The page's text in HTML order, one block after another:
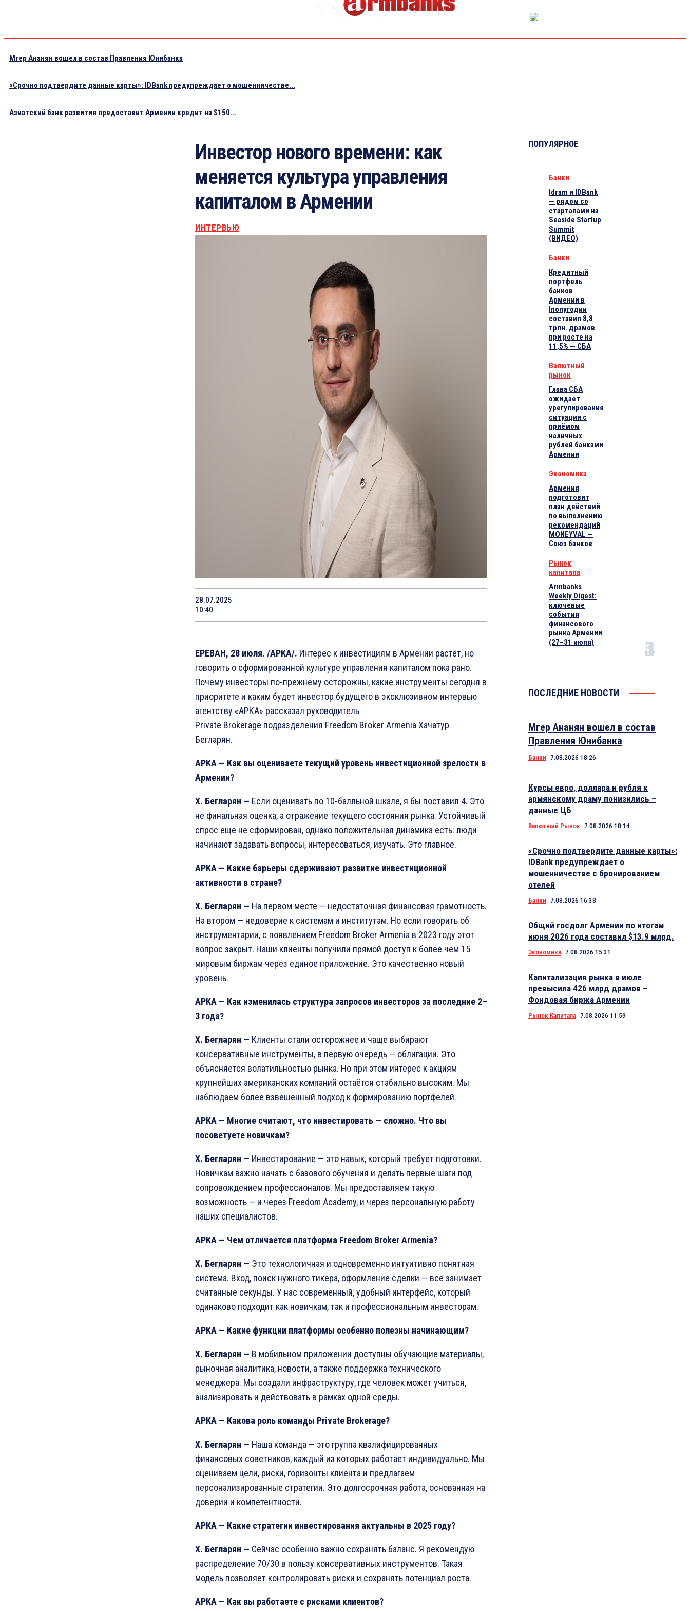
Мгер Ананян вошел в состав Правления Юнибанка
«Срочно подтвердите данные карты»: IDBank предупреждает о мошенничестве...
Азиатский банк развития предоставит Армении кредит на $150...
Инвестор нового времени: как
меняется культура управления
капиталом в Армении
ИНТЕРВЬЮ
28.07.2025
10:40
ЕРЕВАН, 28 июля. /АРКА/. Интерес к инвестициям в Армении растёт, но
говорить о сформированной культуре управления капиталом пока рано.
Почему инвесторы по-прежнему осторожны, какие инструменты сегодня в
приоритете и каким будет инвестор будущего в эксклюзивном интервью
агентству «АРКА» рассказал руководитель
Private Brokerage подразделения Freedom Broker Armenia Хачатур
Бегларян.
АРКА — Как вы оцениваете текущий уровень инвестиционной зрелости в
Армении?
Х. Бегларян — Если оценивать по 10-балльной шкале, я бы поставил 4. Это
не финальная оценка, а отражение текущего состояния рынка. Устойчивый
спрос ещё не сформирован, однако положительная динамика есть: люди
начинают задавать вопросы, интересоваться, изучать. Это главное.
АРКА — Какие барьеры сдерживают развитие инвестиционной
активности в стране?
Х. Бегларян — На первом месте — недостаточная финансовая грамотность.
На втором — недоверие к системам и институтам. Но если говорить об
инструментарии, с появлением Freedom Broker Armenia в 2023 году этот
вопрос закрыт. Наши клиенты получили прямой доступ к более чем 15
мировым биржам через единое приложение. Это качественно новый
уровень.
АРКА — Как изменилась структура запросов инвесторов за последние 2–
3 года?
Х. Бегларян — Клиенты стали осторожнее и чаще выбирают
консервативные инструменты, в первую очередь — облигации. Это
объясняется волатильностью рынка. Но при этом интерес к акциям
крупнейших американских компаний остаётся стабильно высоким. Мы
наблюдаем более взвешенный подход к формированию портфелей.
АРКА — Многие считают, что инвестировать — сложно. Что вы
посоветуете новичкам?
Х. Бегларян — Инвестирование — это навык, который требует подготовки.
Новичкам важно начать с базового обучения и делать первые шаги под
сопровождением профессионалов. Мы предоставляем такую
возможность — и через Freedom Academy, и через персональную работу
наших специалистов.
АРКА — Чем отличается платформа Freedom Broker Armenia?
Х. Бегларян — Это технологичная и одновременно интуитивно понятная
система. Вход, поиск нужного тикера, оформление сделки — всё занимает
считанные секунды. У нас современный, удобный интерфейс, который
одинаково подходит как новичкам, так и профессиональным инвесторам.
АРКА — Какие функции платформы особенно полезны начинающим?
Х. Бегларян — В мобильном приложении доступны обучающие материалы,
рыночная аналитика, новости, а также поддержка технического
менеджера. Мы создали инфраструктуру, где человек может учиться,
анализировать и действовать в рамках одной среды.
АРКА — Какова роль команды Private Brokerage?
Х. Бегларян — Наша команда — это группа квалифицированных
финансовых советников, каждый из которых работает индивидуально. Мы
оцениваем цели, риски, горизонты клиента и предлагаем
персонализированные стратегии. Это долгосрочная работа, основанная на
доверии и компетентности.
АРКА — Какие стратегии инвестирования актуальны в 2025 году?
Х. Бегларян — Сейчас особенно важно сохранять баланс. Я рекомендую
распределение 70/30 в пользу консервативных инструментов. Такая
модель позволяет контролировать риски и сохранять потенциал роста.
АРКА — Как вы работаете с рисками клиентов?
ПОПУЛЯРНОЕ
Банки
Idram и IDBank
— рядом со
стартапами на
Seaside Startup
Summit
(ВИДЕО)
Банки
Кредитный
портфель
банков
Армении в
Iполугодии
составил 8,8
трлн. драмов
при росте на
11,5% — СБА
Валютный
рынок
Глава СБА
ожидает
урегулирования
ситуации с
приёмом
наличных
рублей банками
Армении
Экономика
Армения
подготовит
план действий
по выполнению
рекомендаций
MONEYVAL —
Союз банков
Рынок
капитала
Armbanks
Weekly Digest:
ключевые
события
финансового
рынка Армении
(27–31 июля)
ПОСЛЕДНИЕ НОВОСТИ
Мгер Ананян вошел в состав
Правления Юнибанка
Банки 7.08.2026 18:26
Курсы евро, доллара и рубля к
армянскому драму понизились –
данные ЦБ
Валютный Рынок 7.08.2026 18:14
«Срочно подтвердите данные карты»:
IDBank предупреждает о
мошенничестве с бронированием
отелей
Банки 7.08.2026 16:38
Общий госдолг Армении по итогам
июня 2026 года составил $13.9 млрд.
Экономика 7.08.2026 15:31
Капитализация рынка в июле
превысила 426 млрд драмов –
Фондовая биржа Армении
Рынок Капитала 7.08.2026 11:59